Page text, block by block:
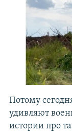
Потому
удивляют
истории про